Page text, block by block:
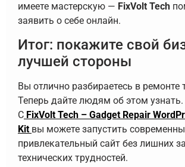
имеете мастерскую — FixVolt Tech
заявить о себе онлайн.
Итог: покажите свой
лучшей стороны
Вы отлично разбираетесь в ремонте
Теперь дайте людям об этом узнать.
С FixVolt Tech – Gadget Repair
Kit вы можете запустить
привлекательный сайт без лишних
технических трудностей.